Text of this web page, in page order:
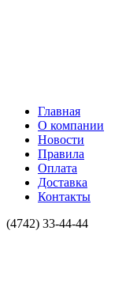
Главная
О компании
Новости
Правила
Оплата
Доставка
Контакты
(4742) 33-44-44